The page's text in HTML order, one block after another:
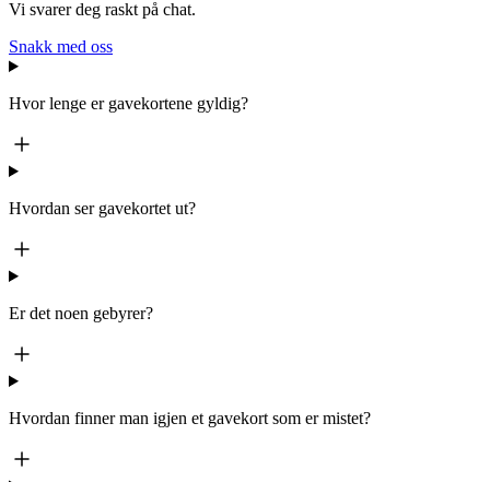
Vi svarer deg raskt på chat.
Snakk med oss
Hvor lenge er gavekortene gyldig?
Hvordan ser gavekortet ut?
Er det noen gebyrer?
Hvordan finner man igjen et gavekort som er mistet?